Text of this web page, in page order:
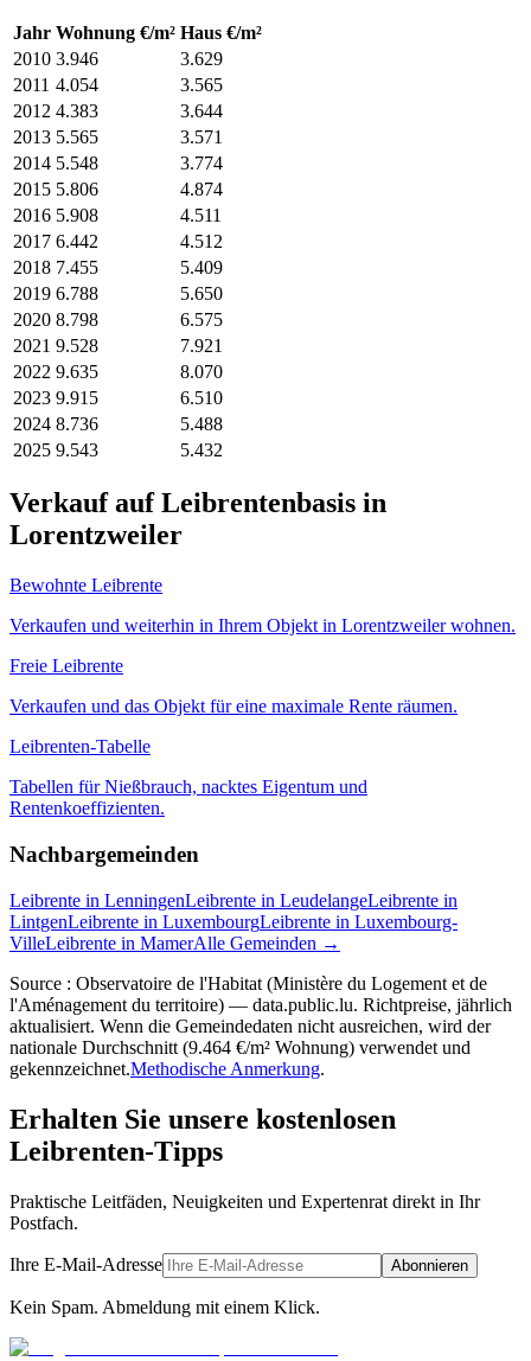
Jahr Wohnung €/m² Haus €/m²
2010 3.946
3.629
2011 4.054
3.565
2012 4.383
3.644
2013 5.565
3.571
2014 5.548
3.774
2015 5.806
4.874
2016 5.908
4.511
2017 6.442
4.512
2018 7.455
5.409
2019 6.788
5.650
2020 8.798
6.575
2021 9.528
7.921
2022 9.635
8.070
2023 9.915
6.510
2024 8.736
5.488
2025 9.543 5.432
Verkauf auf Leibrentenbasis in
Lorentzweiler
Bewohnte Leibrente
Verkaufen und weiterhin in Ihrem Objekt in Lorentzweiler wohnen.
Freie Leibrente
Verkaufen und das Objekt für eine maximale Rente räumen.
Leibrenten-Tabelle
Tabellen für Nießbrauch, nacktes Eigentum und
Rentenkoeffizienten.
Nachbargemeinden
Leibrente in LenningenLeibrente in LeudelangeLeibrente in
LintgenLeibrente in LuxembourgLeibrente in Luxembourg-
VilleLeibrente in MamerAlle Gemeinden →
Source : Observatoire de l'Habitat (Ministère du Logement et de
l'Aménagement du territoire) — data.public.lu. Richtpreise, jährlich
aktualisiert. Wenn die Gemeindedaten nicht ausreichen, wird der
nationale Durchschnitt (9.464 €/m² Wohnung) verwendet und
gekennzeichnet.Methodische Anmerkung.
Erhalten Sie unsere kostenlosen
Leibrenten-Tipps
Praktische Leitfäden, Neuigkeiten und Expertenrat direkt in Ihr
Postfach.
Ihre E-Mail-Adresse Abonnieren
Kein Spam. Abmeldung mit einem Klick.